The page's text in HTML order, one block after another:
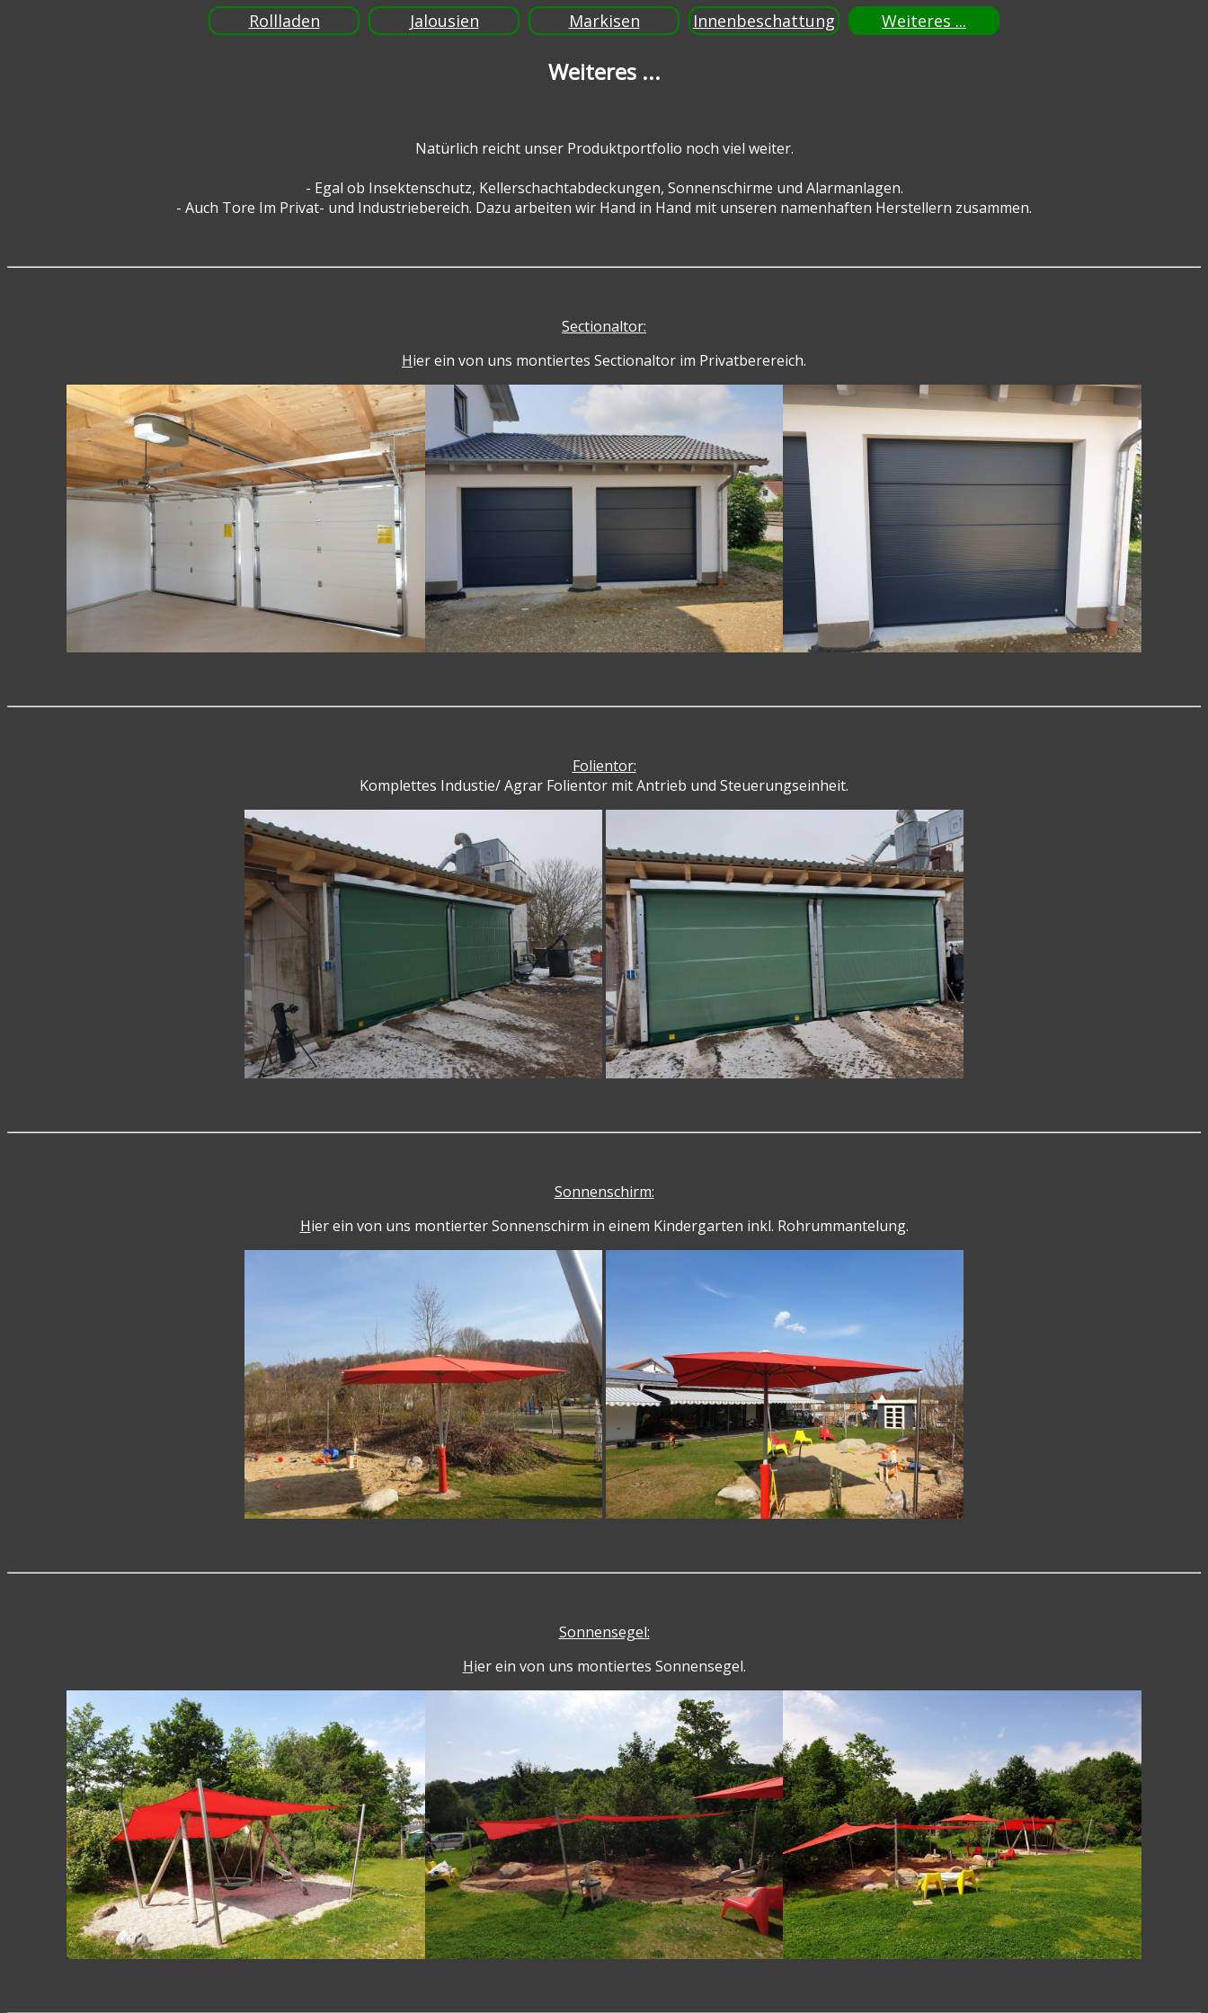
Rollladen Jalousien Markisen Innenbeschattung Weiteres ...
Weiteres ...
Natürlich reicht unser Produktportfolio noch viel weiter.
- Egal ob Insektenschutz, Kellerschachtabdeckungen, Sonnenschirme und Alarmanlagen.
- Auch Tore Im Privat- und Industriebereich. Dazu arbeiten wir Hand in Hand mit unseren namenhaften Herstellern zusammen.
Sectionaltor:
Hier ein von uns montiertes Sectionaltor im Privatberereich.
Folientor:
Komplettes Industie/ Agrar Folientor mit Antrieb und Steuerungseinheit.
Sonnenschirm:
Hier ein von uns montierter Sonnenschirm in einem Kindergarten inkl. Rohrummantelung.
Sonnensegel:
Hier ein von uns montiertes Sonnensegel.